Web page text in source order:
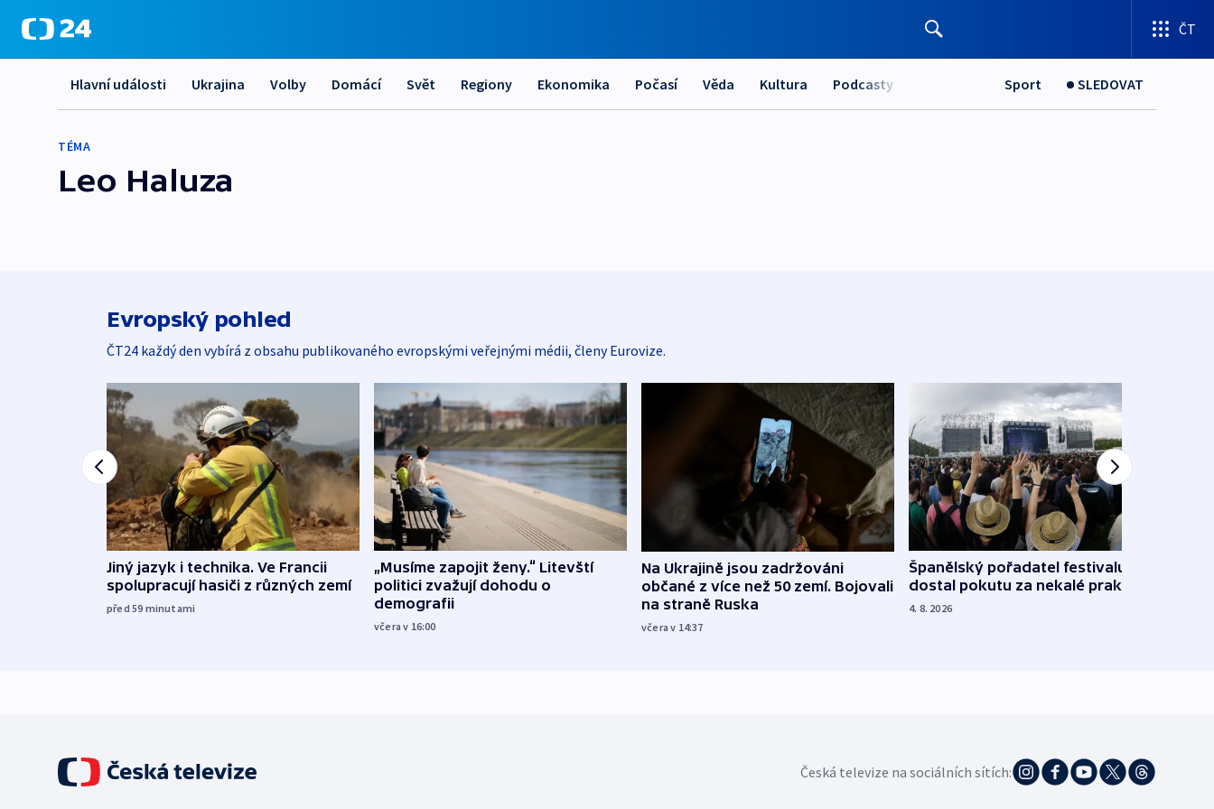
ČT
Hlavní události Ukrajina Volby Domácí Svět Regiony Ekonomika Počasí Věda Kultura Podcasty Sport SLEDOVAT
TÉMA
Leo Haluza
Evropský pohled
ČT24 každý den vybírá z obsahu publikovaného evropskými veřejnými médii, členy Eurovize.
Jiný jazyk i technika. Ve Francii
spolupracují hasiči z různých zemí
před 59 minutami
„Musíme zapojit ženy.“ Litevští
politici zvažují dohodu o
demografii
včera v 16:00
Na Ukrajině jsou zadržováni
občané z více než 50 zemí. Bojovali
na straně Ruska
včera v 14:37
Španělský pořadatel festivalu
dostal pokutu za nekalé praktiky
4. 8. 2026
Česká televize na sociálních sítích: